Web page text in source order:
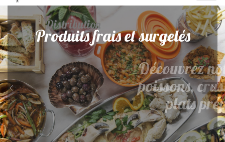
Produits frais et surgelés
Découvrez notre sélection de
poissons, crustacés, gâteaux,
plats préparés, vins.